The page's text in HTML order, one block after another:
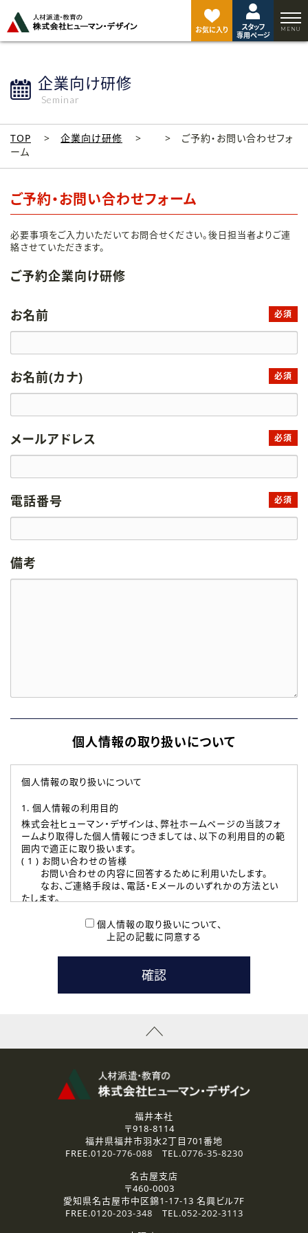
お気に入り
スタッフ
専用ページ
企業向け研修
Seminar
TOP 企業向け研修
ご予約・お問い合わせフォ
ーム
ご予約・お問い合わせフォーム
必要事項をご入力いただいてお問合せください。後日担当者よりご連
絡させていただきます。
ご予約企業向け研修
お名前 必須
お名前(カナ) 必須
メールアドレス 必須
電話番号 必須
備考
個人情報の取り扱いについて
個人情報の取り扱いについて
1. 個人情報の利用目的
株式会社ヒューマン・デザインは、弊社ホームページの当該フォ
ームより取得した個人情報につきましては、以下の利用目的の範
囲内で適正に取り扱います。
( 1 ) お問い合わせの皆様
お問い合わせの内容に回答するために利用いたします。
なお、ご連絡手段は、電話・Ｅメールのいずれかの方法とい
たします。
本登録に関するご連絡および本登録時の参考情報として利
たします。
( 3 ) スタッフ派遣を検討されている企業の皆様
お問い合わせの内容に回答するために利用いたします。
なお、ご連絡手段は、電話・Ｅメールのいずれかの方法とい
資料送付、受講相談に関するご連絡のために利用いたしま
その他、お問い合わせの内容に回答するために利用いたし
なお、ご連絡手段は、電話・Ｅメールのいずれかの方法とい
2.個人情報の第三者提供
ご提供いただいた個人情報は、法令等の規定に従う場合を除き、
3.個人情報の取り扱いの委託
弊社の定める個人情報保護の評価基準を満たした委託先に、個
人情報を委託する場合があります。
個人情報の取り扱いについて、
上記の記載に同意する
ジ
ト
福井本社
〒918-8114
福井県福井市羽水2丁目701番地
FREE.0120-776-088 TEL.0776-35-8230
名古屋支店
〒460-0003
愛知県名古屋市中区錦1-17-13 名興ビル7F
FREE.0120-203-348 TEL.052-202-3113